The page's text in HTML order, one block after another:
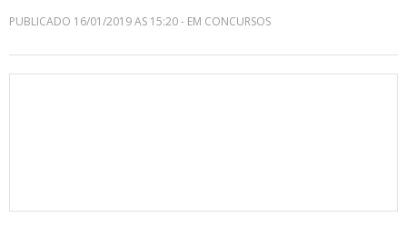
PUBLICADO 16/01/2019 AS 15:20 - EM CONCURSOS